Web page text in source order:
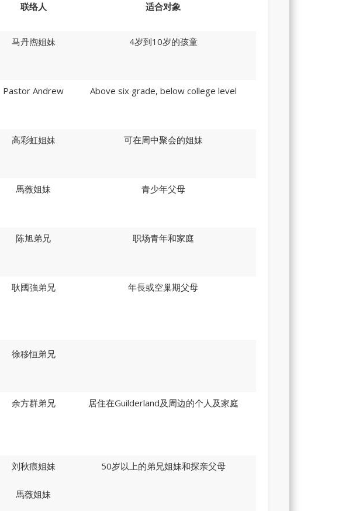
联络人 适合对象
马丹煦姐妹 4岁到10岁的孩童
Pastor Andrew Above six grade, below college level
高彩虹姐妹 可在周中聚会的姐妹
馬薇姐妹 青少年父母
陈旭弟兄 职场青年和家庭
耿國強弟兄 年長或空巢期父母
徐移恒弟兄
余方群弟兄 居住在Guilderland及周边的个人及家庭
刘秋痕姐妹
馬薇姐妹
50岁以上的弟兄姐妹和探亲父母